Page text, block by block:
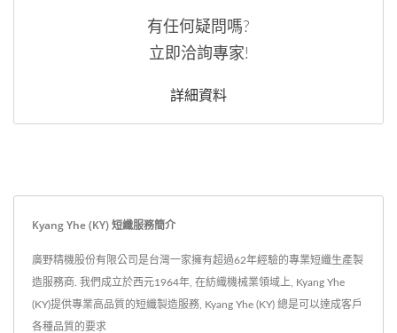
有任何疑問嗎?
立即洽詢專家!
詳細資料
Kyang Yhe (KY) 短纖服務簡介
廣野精機股份有限公司是台灣一家擁有超過62年經驗的專業短纖生產製
造服務商. 我們成立於西元1964年, 在紡織機械業領域上, Kyang Yhe
(KY)提供專業高品質的短纖製造服務, Kyang Yhe (KY) 總是可以達成客戶
各種品質的要求